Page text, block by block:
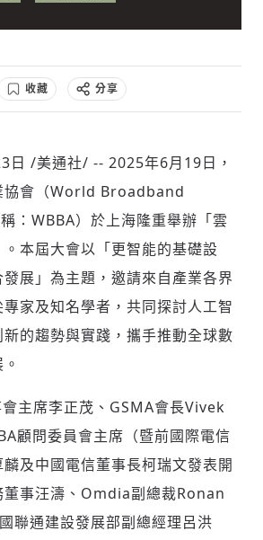
科技
社會
人文
收藏 分享
日 /美通社/ -- 2025年6月19日，
協會（World Broadband
：WBBA）於上海隆重舉辦「雲
本屆大會以「更智能的基礎設
展」為主題，邀請來自產業各界
家及知名學者，共同探討人工智
的趨勢與實踐，攜手推動全球數
主席李正茂、GSMA會長Vivek
顧問委員會主席（暨前國際電信
及中國電信董事長柯瑞文發表開
董事汪濤、Omdia副總裁Ronan
聯通建設發展部副總經理呂洪